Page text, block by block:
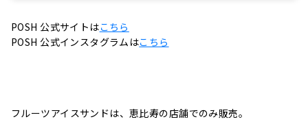
POSH 公式サイトはこちら
POSH 公式インスタグラムはこちら
フルーツアイスサンドは、恵比寿の店舗でのみ販売。